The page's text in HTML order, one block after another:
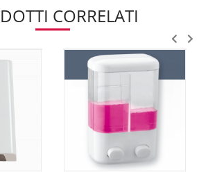
CORRELATI